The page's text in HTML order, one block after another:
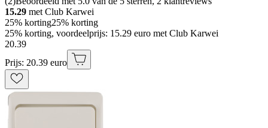
15.29 met Club Karwei
25% korting25% korting
25% korting, voordeelprijs: 15.29 euro met Club Karwei
20.39
Prijs: 20.39 euro